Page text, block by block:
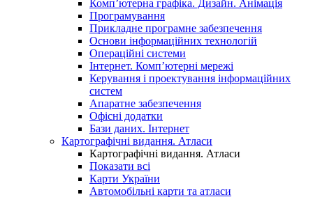
Комп’ютерна графіка. Дизайн. Анімація
Програмування
Прикладне програмне забезпечення
Основи інформаційних технологій
Операційні системи
Інтернет. Комп’ютерні мережі
Керування і проектування інформаційних
систем
Апаратне забезпечення
Офісні додатки
Бази даних. Інтернет
Картографічні видання. Атласи
Картографічні видання. Атласи
Показати всі
Карти України
Автомобільні карти та атласи